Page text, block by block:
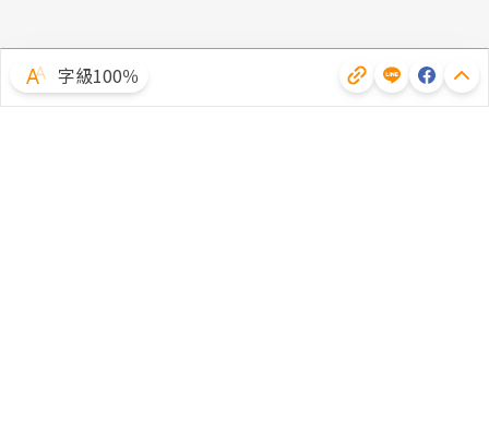
字級100％